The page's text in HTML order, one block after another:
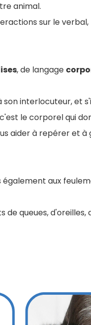
animal.
sur le verbal,
, de langage
interlocuteur, et
le corporel qui
aider à repérer et à
aux
queues, d'oreilles,